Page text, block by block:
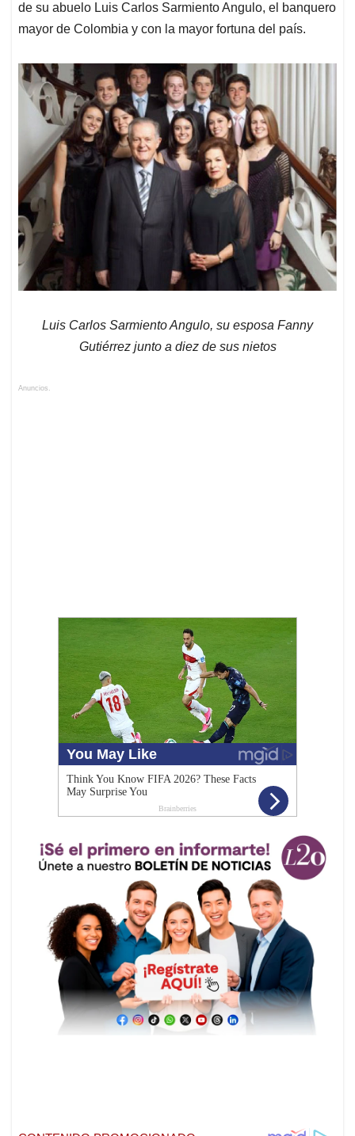
de su abuelo Luis Carlos Sarmiento Angulo, el banquero
mayor de Colombia y con la mayor fortuna del país.
Luis Carlos Sarmiento Angulo, su esposa Fanny
Gutiérrez junto a diez de sus nietos
Anuncios.